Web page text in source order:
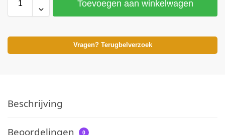
Toevoegen aan winkelwagen
Vragen? Terugbelverzoek
Beschrijving
Beoordelingen 0